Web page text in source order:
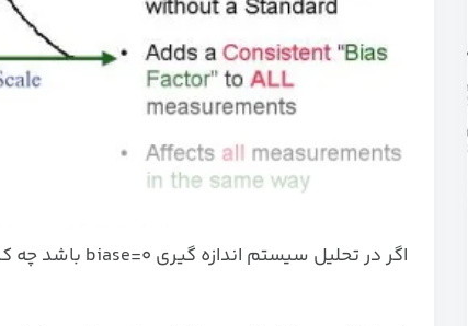
اگر در تحلیل سیستم اندازه گیری biase=0 باشد چه کنیم؟